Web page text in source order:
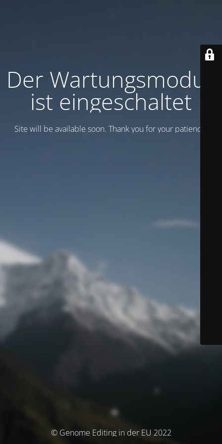
Der Wartungsmodus
ist eingeschaltet
Site will be available soon. Thank you for your patience!
© Genome Editing in der EU 2022